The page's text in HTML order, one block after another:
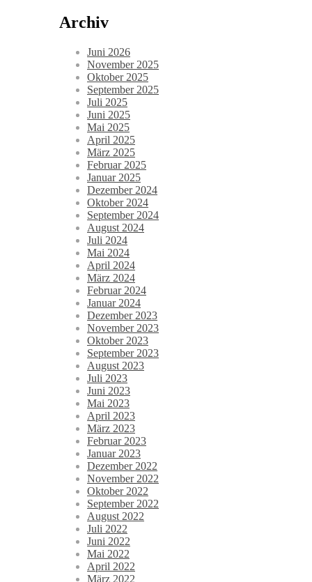
Archiv
Juni 2026
November 2025
Oktober 2025
September 2025
Juli 2025
Juni 2025
Mai 2025
April 2025
März 2025
Februar 2025
Januar 2025
Dezember 2024
Oktober 2024
September 2024
August 2024
Juli 2024
Mai 2024
April 2024
März 2024
Februar 2024
Januar 2024
Dezember 2023
November 2023
Oktober 2023
September 2023
August 2023
Juli 2023
Juni 2023
Mai 2023
April 2023
März 2023
Februar 2023
Januar 2023
Dezember 2022
November 2022
Oktober 2022
September 2022
August 2022
Juli 2022
Juni 2022
Mai 2022
April 2022
März 2022